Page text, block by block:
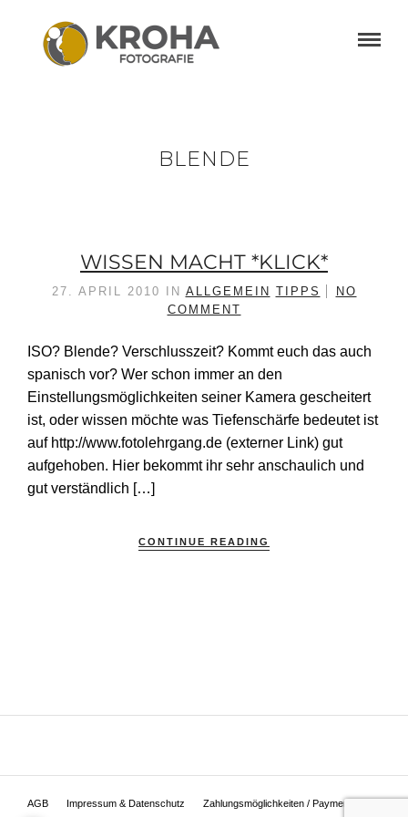
BLENDE
WISSEN MACHT *KLICK*
27. APRIL 2010 IN ALLGEMEIN TIPPS
NO
COMMENT
ISO? Blende? Verschlusszeit? Kommt euch das auch
spanisch vor? Wer schon immer an den
Einstellungsmöglichkeiten seiner Kamera gescheitert
ist, oder wissen möchte was Tiefenschärfe bedeutet ist
auf http://www.fotolehrgang.de (externer Link) gut
aufgehoben. Hier bekommt ihr sehr anschaulich und
gut verständlich […]
CONTINUE READING
AGB Impressum & Datenschutz
Zahlungsmöglichkeiten / Payment